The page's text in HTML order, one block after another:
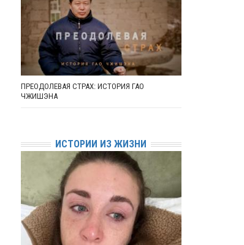
ПРЕОДОЛЕВАЯ СТРАХ: ИСТОРИЯ ГАО
ЧЖИШЭНА
ИСТОРИИ ИЗ ЖИЗНИ